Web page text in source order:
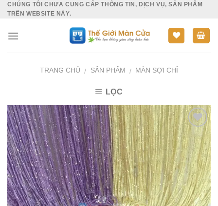
SkipCHÚNG TÔI CHƯA CUNG CẤP THÔNG TIN, DỊCH VỤ, SẢN PHẨM
TRÊN WEBSITE NÀY.
TRANG CHỦ / SẢN PHẨM / MÀN SỢI CHỈ
LỌC
Add to
Wishlist